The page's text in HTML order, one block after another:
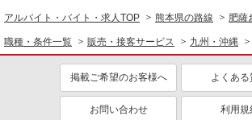
アルバイト・バイト・求人TOP 熊本県の路線 肥薩
職種・条件一覧 販売・接客サービス 九州・沖縄
掲載ご希望のお客様へ よくある
お問い合わせ 利用規